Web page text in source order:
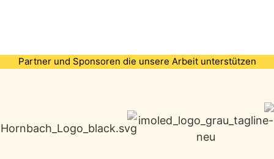
Partner und Sponsoren die unsere Arbeit unterstützen